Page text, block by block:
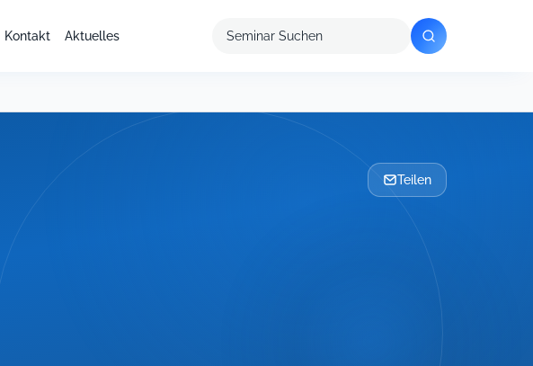
Kontakt Aktuelles
Seminar
Teilen